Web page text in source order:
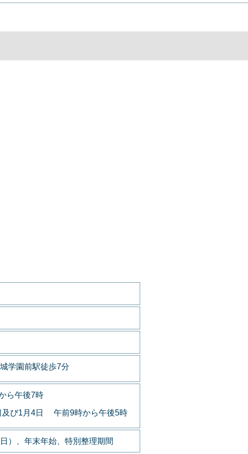
学園前駅徒歩7分
ら午後7時
及び1月4日 午前9時から午後5時
）、年末年始、特別整理期間